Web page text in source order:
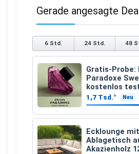
Gerade angesagte
6 Std. 24 Std. 48
Gratis-Probe:
Paradoxe
kostenlos
1,7 Tsd.° Neu
Ecklounge
Ablagetisch
Akazienholz